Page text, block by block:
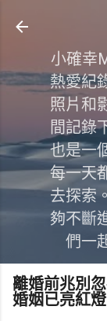
小確幸
熱愛紀
照片和
間記錄
也是一
每一天
去探索
夠不斷
們一
離婚前兆別
婚姻已亮紅燈